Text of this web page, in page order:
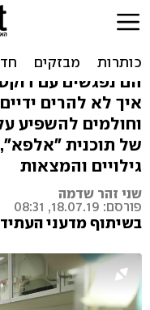
כך נראה
הם נפגשים עם
איך לא להרים
וחולמים להשפיע
של תוכנית
גילויים והמצאות
שני זהר שדמה
פורסם: 18.07.19, 08:31
בשיתוף מדעני העתיד